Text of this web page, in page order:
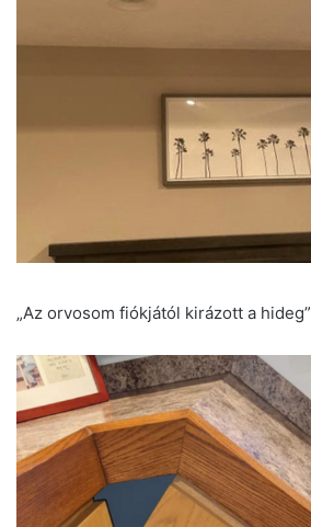
„Az orvosom fiókjától kirázott a hideg”